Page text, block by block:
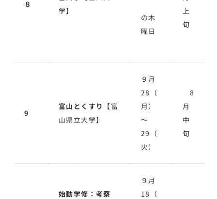
８
学】
の木
曜日
上
旬
9
富山とくすり 【富
山県立大学】
９月
28（
月）
～
29（
火）
8
月
中
旬
始動学修：考察
９月
18（